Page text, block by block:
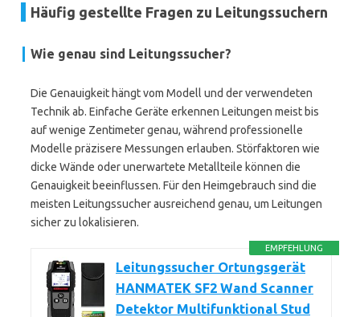
Häufig gestellte Fragen zu Leitungssuchern
Wie genau sind Leitungssucher?
Die Genauigkeit hängt vom Modell und der verwendeten
Technik ab. Einfache Geräte erkennen Leitungen meist bis
auf wenige Zentimeter genau, während professionelle
Modelle präzisere Messungen erlauben. Störfaktoren wie
dicke Wände oder unerwartete Metallteile können die
Genauigkeit beeinflussen. Für den Heimgebrauch sind die
meisten Leitungssucher ausreichend genau, um Leitungen
sicher zu lokalisieren.
EMPFEHLUNG
Leitungssucher Ortungsgerät
HANMATEK SF2 Wand Scanner
Detektor Multifunktional Stud